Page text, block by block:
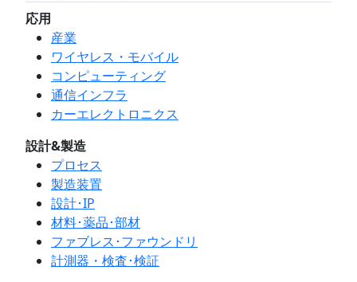
応用
産業
ワイヤレス・モバイル
コンピューティング
通信インフラ
カーエレクトロニクス
設計&製造
プロセス
製造装置
設計･IP
材料･薬品･部材
ファブレス･ファウンドリ
計測器・検査･検証